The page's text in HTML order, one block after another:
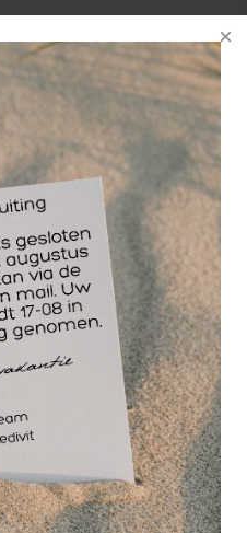
voor jouw
verpakte HEKA
je altijd voorbereid op
je nu een
traumazorg
bevoorraadt: dit
Bestel je HEKA
snel bij Medivit – jouw
tussen HEKA
en Nr3?
van het wondkussen.
van 6x8 cm, terwijl
een groter wondkussen